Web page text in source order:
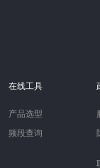
在线工具
产品选型
频段查询